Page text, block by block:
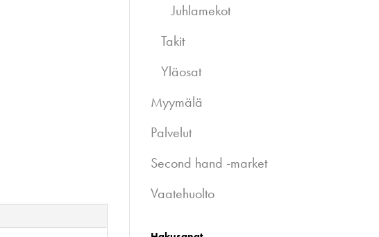
Juhlamekot
Takit
Yläosat
Myymälä
Palvelut
Second hand -market
Vaatehuolto